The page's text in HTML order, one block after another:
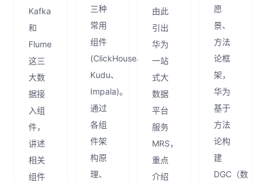
Kafka
和
Flume
这三
大数
据接
入组
件，
讲述
相关
组件
三种
常用
组件
(ClickHouse、
Kudu、
Impala)。
通过
各组
件架
构原
理、
由此
引出
华为
一站
式大
数据
平台
服务
MRS，
重点
介绍
愿
景、
方法
论框
架，
华为
基于
方法
论构
建
DGC（数